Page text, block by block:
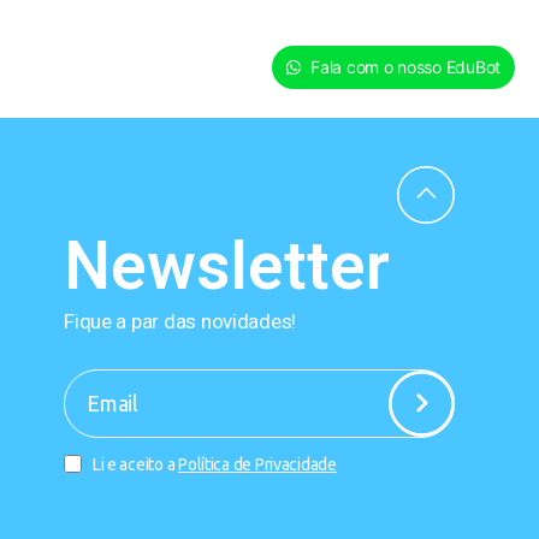
Newsletter
Fique a par das novidades!
Li e aceito aPolítica de Privacidade
-
Fala com o nosso EduBot